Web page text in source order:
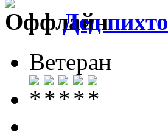
Дед пихто
Ветеран